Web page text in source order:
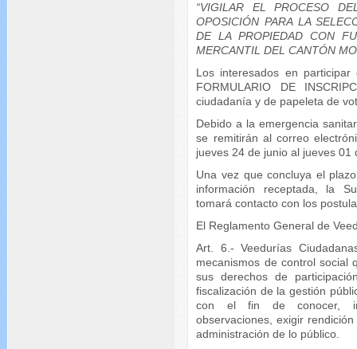
“VIGILAR EL PROCESO
OPOSICIÓN PARA LA
DE LA PROPIEDAD CON
MERCANTIL DEL CANTÓN
Los interesados en
FORMULARIO DE
ciudadanía y de papeleta de
Debido a la emergencia
se remitirán al correo
jueves 24 de junio al jueves
Una vez que concluya el
información receptada, la
tomará contacto con los
El Reglamento General de
Art. 6.- Veedurías
mecanismos de control social
sus derechos de
fiscalización de la gestión
con el fin de conocer,
observaciones, exigir
administración de lo público.